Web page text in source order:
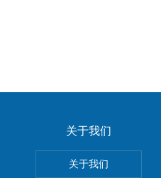
关于我们
关于我们